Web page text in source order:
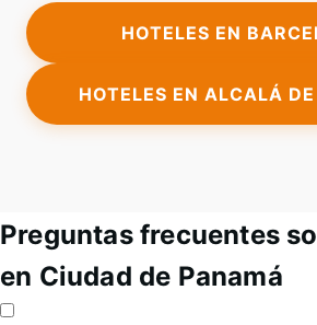
HOTELES EN
HOTELES EN ALCALÁ
Preguntas frecuentes
en Ciudad de Panamá